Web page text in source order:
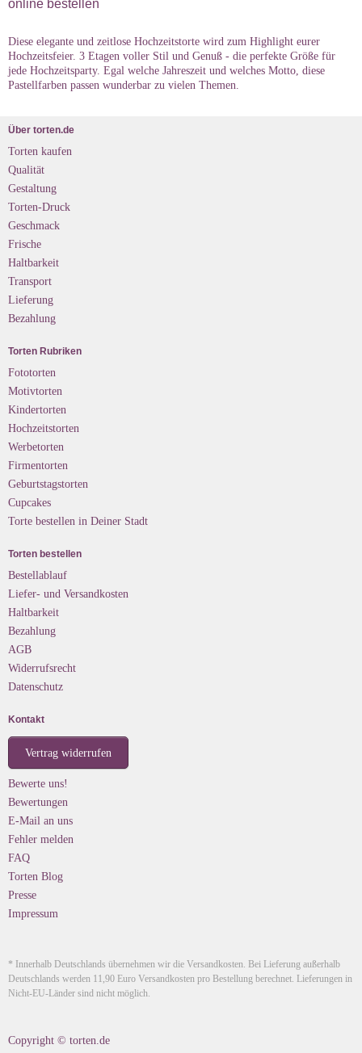
online bestellen
Diese elegante und zeitlose Hochzeitstorte wird zum Highlight eurer
Hochzeitsfeier. 3 Etagen voller Stil und Genuß - die perfekte Größe für
jede Hochzeitsparty. Egal welche Jahreszeit und welches Motto, diese
Pastellfarben passen wunderbar zu vielen Themen.
Über torten.de
Torten kaufen
Qualität
Gestaltung
Torten-Druck
Geschmack
Frische
Haltbarkeit
Transport
Lieferung
Bezahlung
Torten Rubriken
Fototorten
Motivtorten
Kindertorten
Hochzeitstorten
Werbetorten
Firmentorten
Geburtstagstorten
Cupcakes
Torte bestellen in Deiner Stadt
Torten bestellen
Bestellablauf
Liefer- und Versandkosten
Haltbarkeit
Bezahlung
AGB
Widerrufsrecht
Datenschutz
Kontakt
Vertrag widerrufen
Bewerte uns!
Bewertungen
E-Mail an uns
Fehler melden
FAQ
Torten Blog
Presse
Impressum
* Innerhalb Deutschlands übernehmen wir die Versandkosten. Bei Lieferung außerhalb
Deutschlands werden 11,90 Euro Versandkosten pro Bestellung berechnet. Lieferungen in
Nicht-EU-Länder sind nicht möglich.
Copyright © torten.de